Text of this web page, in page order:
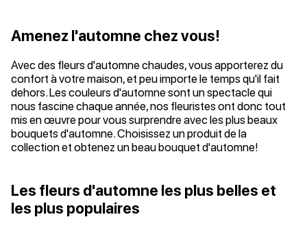
Amenez l'automne chez vous!
Avec des fleurs d'automne chaudes, vous apporterez du
confort à votre maison, et peu importe le temps qu'il fait
dehors. Les couleurs d'automne sont un spectacle qui
nous fascine chaque année, nos fleuristes ont donc tout
mis en œuvre pour vous surprendre avec les plus beaux
bouquets d'automne. Choisissez un produit de la
collection et obtenez un beau bouquet d'automne!
Les fleurs d'automne les plus belles et
les plus populaires